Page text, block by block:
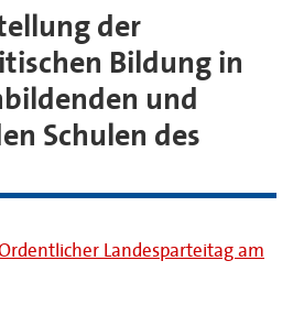
der
Bildung in
und
Schulen des
Landesparteitag am